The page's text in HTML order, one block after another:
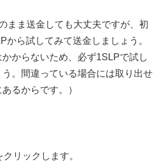
ま送金しても大丈夫ですが、初
から試してみて送金しましょう。
かからないため、必ず1SLPで試し
。間違っている場合には取り出せ
るからです。）
リックします。